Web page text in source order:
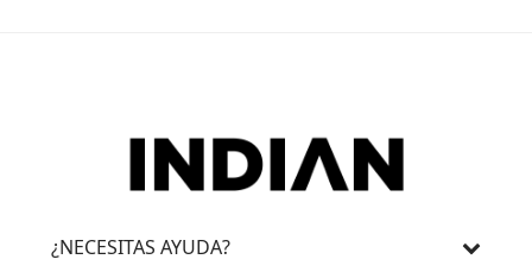
¿NECESITAS AYUDA?